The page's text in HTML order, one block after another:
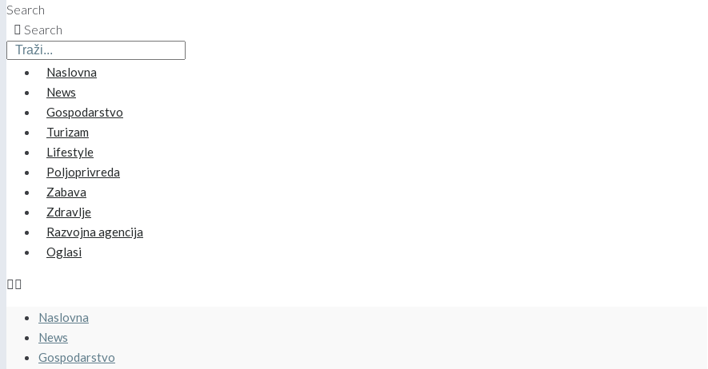
Search
Search
Naslovna
News
Gospodarstvo
Turizam
Lifestyle
Poljoprivreda
Zabava
Zdravlje
Razvojna agencija
Oglasi
Naslovna
News
Gospodarstvo